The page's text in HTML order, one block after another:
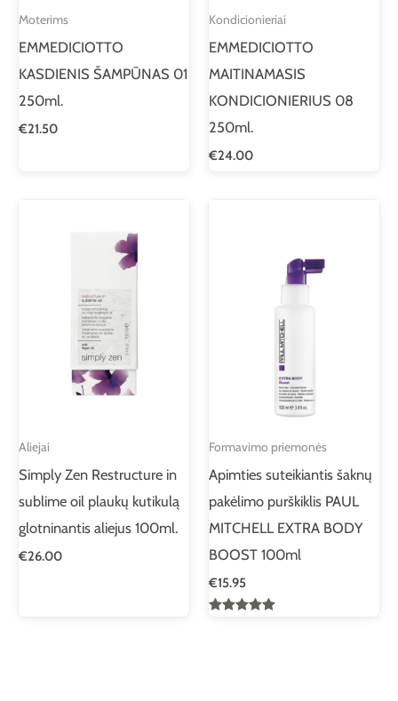
Moterims
EMMEDICIOTTO
KASDIENIS ŠAMPŪNAS 01
250ml.
€21.50
Kondicionieriai
EMMEDICIOTTO
MAITINAMASIS
KONDICIONIERIUS 08
250ml.
€24.00
Aliejai
Simply Zen Restructure in
sublime oil plaukų kutikulą
glotninantis aliejus 100ml.
€26.00
Formavimo priemonės
Apimties suteikiantis šaknų
pakėlimo purškiklis PAUL
MITCHELL EXTRA BODY
BOOST 100ml
€15.95